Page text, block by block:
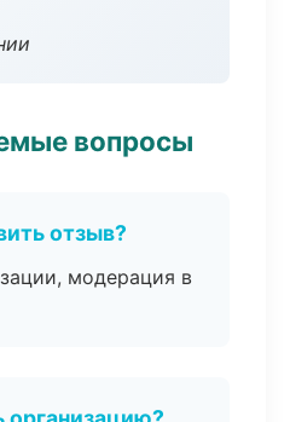
вопросы
отзыв?
модерация в